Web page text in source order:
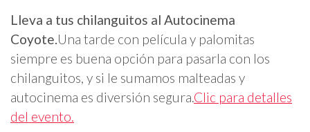
Lleva a tus chilanguitos al Autocinema
Coyote.Una tarde con película y palomitas
siempre es buena opción para pasarla con los
chilanguitos, y si le sumamos malteadas y
autocinema es diversión segura.Clic para detalles
del evento.